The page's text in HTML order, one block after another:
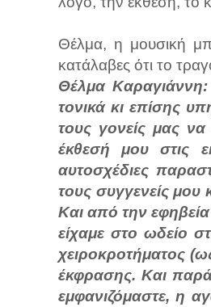
Θέλμα, η μουσική
κατάλαβες ότι το
Θέλμα
τονικά κι επίσης
τους γονείς μας
έκθεσή μου στις
αυτοσχέδιες
τους συγγενείς μου
Και από την
είχαμε στο ωδείο
χειροκροτήματος
έκφρασης. Και
εμφανιζόμαστε, η